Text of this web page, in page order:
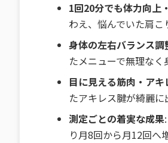
1回20分でも体力向上
わえ、悩んでいた肩こ
身体の左右バランス調
たメニューで無理なく
目に見える筋肉・ア
たアキレス腱が綺麗
測定ごとの着実な成果
り月8回から月12回へ